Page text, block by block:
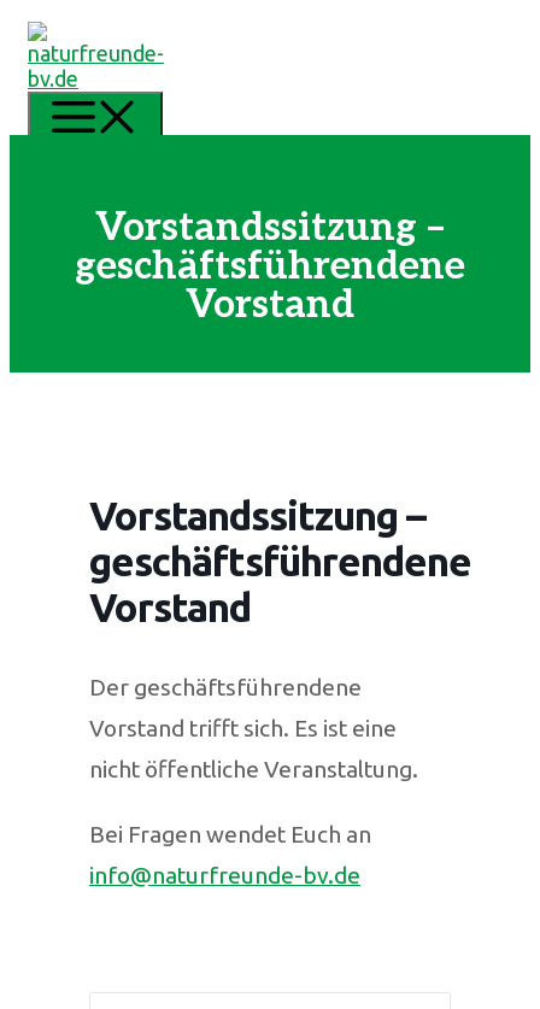
Zum
Inhalt
springen
Vorstandssitzung –
geschäftsführendene
Vorstand
Vorstandssitzung –
geschäftsführendene
Vorstand
Der geschäftsführendene
Vorstand trifft sich. Es ist eine
nicht öffentliche Veranstaltung.
Bei Fragen wendet Euch an
info@naturfreunde-bv.de